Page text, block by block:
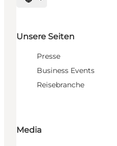
Sprache auswählen
Unsere Seiten
Presse
Business Events
Reisebranche
Media